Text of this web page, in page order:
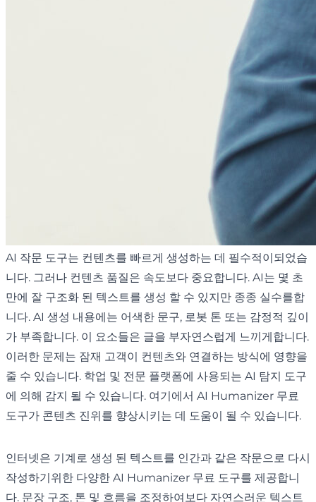
AI 작문 도구는 컨텐츠를 빠르게 생성하는 데 필수적이되었습
니다. 그러나 컨텐츠 품질은 속도보다 중요합니다. AI는 몇 초
만에 잘 구조화 된 텍스트를 생성 할 수 있지만 종종 실수를합
니다. AI 생성 내용에는 어색한 문구, 로봇 톤 또는 감정적 깊이
가 부족합니다. 이 요소들은 글을 부자연스럽게 느끼게합니다.
이러한 문제는 잠재 고객이 컨텐츠와 연결하는 방식에 영향을
줄 수 있습니다. 학업 및 전문 플랫폼에 사용되는 AI 탐지 도구
에 의해 감지 될 수 있습니다. 여기에서 AI Humanizer 무료
도구가 콘텐츠 진위를 향상시키는 데 도움이 될 수 있습니다.
인터넷은 기계로 생성 된 텍스트를 인간과 같은 작문으로 다시
작성하기위한 다양한 AI Humanizer 무료 도구를 제공합니
다. 문장 구조, 톤 및 흐름을 조정하여보다 자연스러운 텍스트